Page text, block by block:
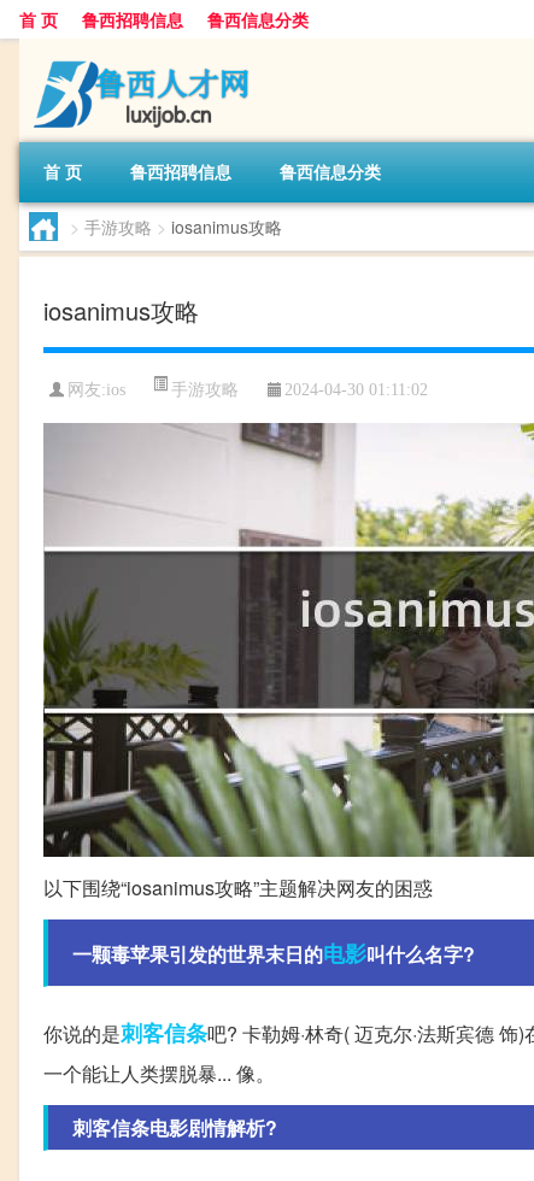
首 页 鲁西招聘信息 鲁西信息分类
首 页 鲁西招聘信息 鲁西信息分类
> 手游攻略 > iosanimus攻略
iosanimus攻略
网友:ios 手游攻略 2024-04-30 01:11:02
以下围绕“iosanimus攻略”主题解决网友的困惑
一颗毒苹果引发的世界末日的电影叫什么名字?
你说的是刺客信条吧? 卡勒姆·林奇( 迈克尔·法斯宾德
一个能让人类摆脱暴... 像。
刺客信条电影剧情解析?